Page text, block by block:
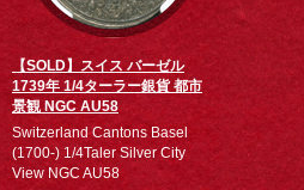
【SOLD】スイス バーゼル
1739年 1/4ターラー銀貨 都市
景観 NGC AU58
Switzerland Cantons Basel
(1700-) 1/4Taler Silver City
View NGC AU58